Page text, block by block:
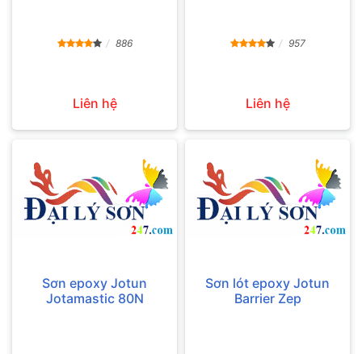
886
Liên hệ
957
Liên hệ
Sơn epoxy Jotun
Jotamastic 80N
Sơn lót epoxy Jotun
Barrier Zep